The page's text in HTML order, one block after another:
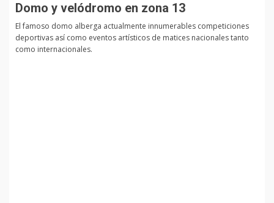
Domo y velódromo en zona 13
El famoso domo alberga actualmente innumerables competiciones
deportivas así como eventos artísticos de matices nacionales tanto
como internacionales.